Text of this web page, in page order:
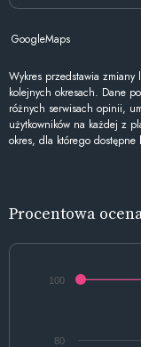
GoogleMaps
Wykres przedstawia
kolejnych okresach. Dane
różnych serwisach opinii,
użytkowników na każdej z
okres, dla którego dostępne
Procentowa
80
100